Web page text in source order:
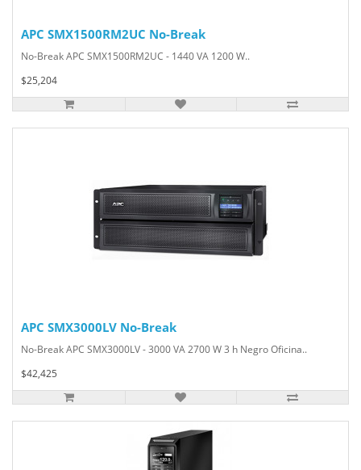
APC SMX1500RM2UC No-Break
No-Break APC SMX1500RM2UC - 1440 VA 1200 W..
$25,204
APC SMX3000LV No-Break
No-Break APC SMX3000LV - 3000 VA 2700 W 3 h Negro Oficina..
$42,425